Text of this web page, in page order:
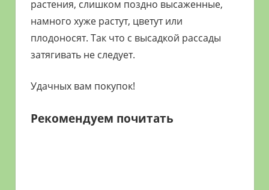
растения, слишком поздно высаженные,
намного хуже растут, цветут или
плодоносят. Так что с высадкой рассады
затягивать не следует.
Удачных вам покупок!
Рекомендуем почитать